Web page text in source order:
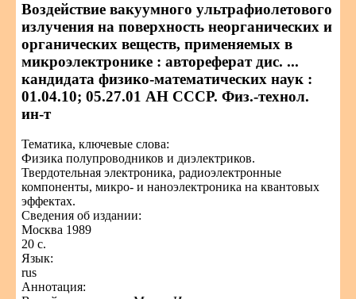
Воздействие вакуумного ультрафиолетового
излучения на поверхность неорганических и
органических веществ, применяемых в
микроэлектронике : автореферат дис. ...
кандидата физико-математических наук :
01.04.10; 05.27.01 АН СССР. Физ.-технол.
ин-т
Тематика, ключевые слова:
Физика полупроводников и диэлектриков.
Твердотельная электроника, радиоэлектронные
компоненты, микро- и наноэлектроника на квантовых
эффектах.
Сведения об издании:
Москва 1989
20 с.
Язык:
rus
Аннотация: